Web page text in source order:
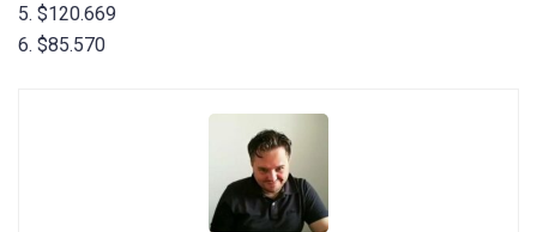
5. $120.669
6. $85.570